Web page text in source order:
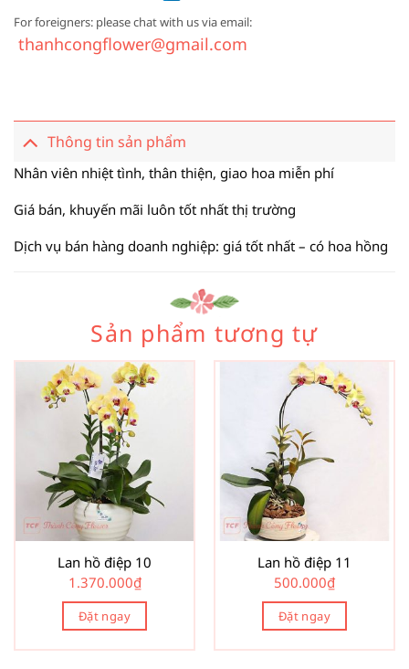
For foreigners: please chat with us via email:
thanhcongflower@gmail.com
Thông tin sản phẩm
Nhân viên nhiệt tình, thân thiện, giao hoa miễn phí
Giá bán, khuyến mãi luôn tốt nhất thị trường
Dịch vụ bán hàng doanh nghiệp: giá tốt nhất – có hoa hồng
Sản phẩm tương tự
Lan hồ điệp 10
1.370.000₫
Đặt ngay
Lan hồ điệp 11
500.000₫
Đặt ngay